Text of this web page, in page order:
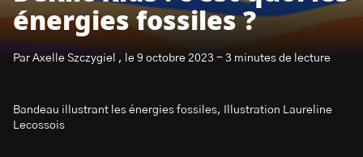
énergies fossiles ?
Par Axelle Szczygiel , le 9 octobre 2023 - 3 minutes de lecture
Bandeau illustrant les énergies fossiles, Illustration Laureline
Lecossois
S’abonner à la newsletter